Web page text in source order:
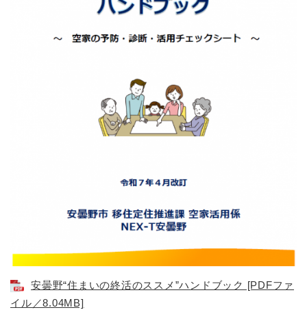
安曇野“住まいの終活のススメ”ハンドブック [PDFファ
イル／8.04MB]